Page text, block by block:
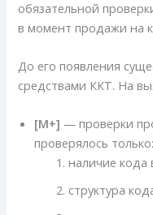
обязательной
в момент продажи на
До его появления
средствами ККТ. На
[M+] — проверки
проверялось только:
наличие кода
структура